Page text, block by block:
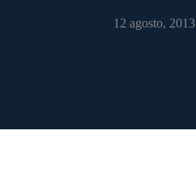
12 agosto, 2013